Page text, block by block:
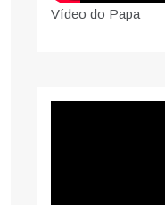
Vídeo do Papa